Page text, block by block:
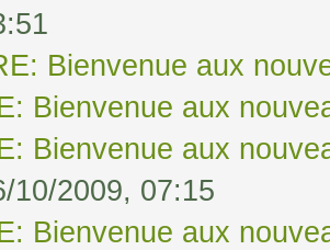
Bienvenue aux
Bienvenue aux
Bienvenue aux
10/2009, 07:15
Bienvenue aux